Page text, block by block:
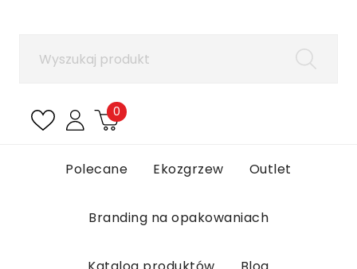
0
Polecane Ekozgrzew Outlet
Branding na opakowaniach
Aby zapisać produkty na liście ulubionych, musisz
Anuluj Zaloguj się